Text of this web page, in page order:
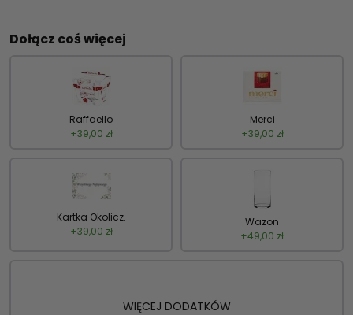
Dołącz coś więcej
Raffaello
+39,00 zł
Merci
+39,00 zł
Kartka Okolicz.
+39,00 zł
Wazon
+49,00 zł
WIĘCEJ DODATKÓW